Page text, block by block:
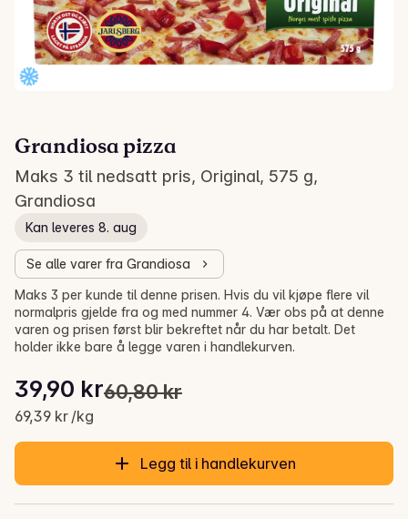
Grandiosa pizza
Maks 3 til nedsatt pris, Original, 575 g,
Grandiosa
Kan leveres 8. aug
Se alle varer fra Grandiosa
Salg! Salg!
Opprinnelig pris var: 60,80 kr
Gjeldende pris er: 39,90 kr
39,90 kr60,80 kr
69,39 kr /kg
Stykkpris: 69,39 kr /kg
Maks 3 per kunde til denne prisen. Hvis du vil kjøpe flere vil
normalpris gjelde fra og med nummer 4. Vær obs på at denne
varen og prisen først blir bekreftet når du har betalt. Det
holder ikke bare å legge varen i handlekurven.
Legg til i handlekurven